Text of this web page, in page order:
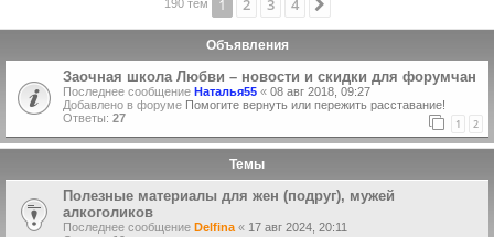
190 тем 1 2 3 4
Объявления
Заочная школа Любви – новости и скидки для форумчан
Последнее сообщение Наталья55 « 08 авг 2018, 09:27
Добавлено в форуме Помогите вернуть или пережить расставание!
Ответы: 27 1 2
Темы
Полезные материалы для жен (подруг), мужей
алкоголиков
Последнее сообщение Delfina « 17 авг 2024, 20:11